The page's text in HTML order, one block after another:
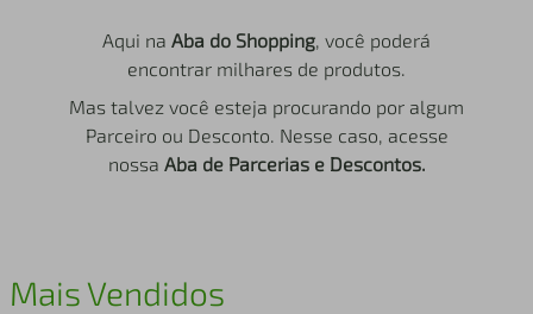
Aqui na Aba do Shopping, você poderá
encontrar milhares de produtos.
Mas talvez você esteja procurando por algum
Parceiro ou Desconto. Nesse caso, acesse
nossa Aba de Parcerias e Descontos.
Mais Vendidos